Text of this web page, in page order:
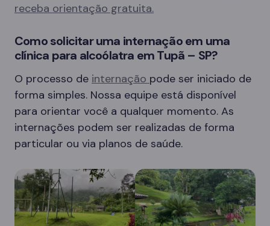
receba orientação gratuita.
Como solicitar uma internação em uma
clínica para alcoólatra em Tupã – SP?
O processo de internação pode ser iniciado de
forma simples. Nossa equipe está disponível
para orientar você a qualquer momento. As
internações podem ser realizadas de forma
particular ou via planos de saúde.